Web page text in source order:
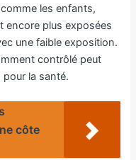
les enfants,
encore plus exposées
une faible exposition.
contrôlé peut
la santé.
côte